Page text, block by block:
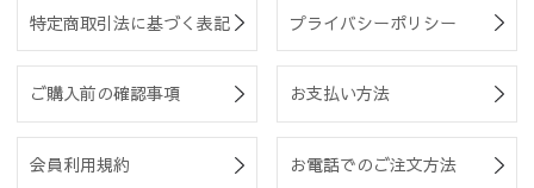
特定商取引法に基づく表記 プライバシーポリシー
ご購入前の確認事項 お支払い方法
会員利用規約 お電話でのご注文方法